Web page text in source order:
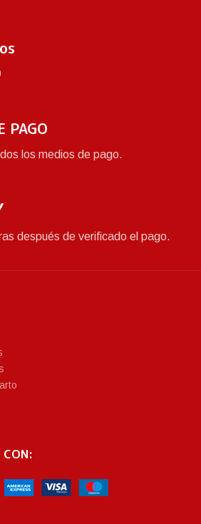
PAGO
los medios de pago.
después de verificado el pago.
CON: